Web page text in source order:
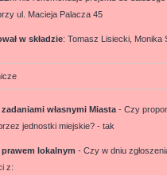
ul. Macieja Palacza 45
w składzie:Tomasz Lisiecki, Monika
własnymi Miasta- Czy
jednostki miejskie? -tak
prawem lokalnym- Czy w dniu
z: